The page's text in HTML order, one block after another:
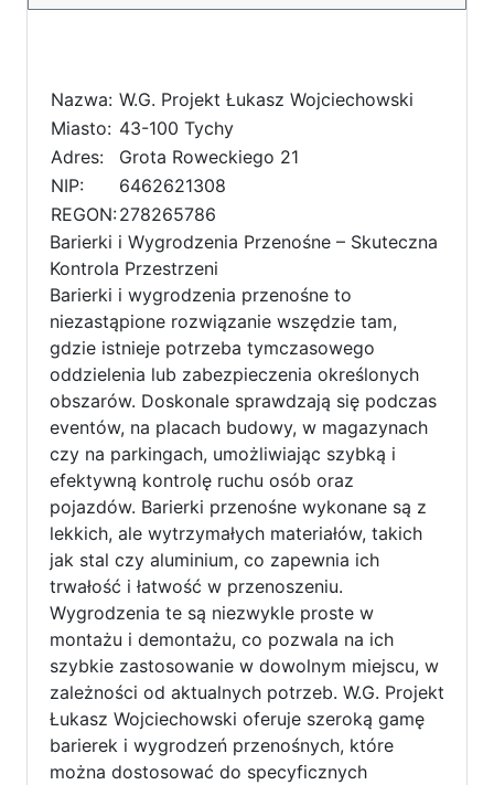
Nazwa: W.G. Projekt Łukasz Wojciechowski
Miasto: 43-100 Tychy
Adres:
Grota Roweckiego 21
NIP:
6462621308
REGON:278265786
Barierki i Wygrodzenia Przenośne – Skuteczna
Kontrola Przestrzeni
Barierki i wygrodzenia przenośne to
niezastąpione rozwiązanie wszędzie tam,
gdzie istnieje potrzeba tymczasowego
oddzielenia lub zabezpieczenia określonych
obszarów. Doskonale sprawdzają się podczas
eventów, na placach budowy, w magazynach
czy na parkingach, umożliwiając szybką i
efektywną kontrolę ruchu osób oraz
pojazdów. Barierki przenośne wykonane są z
lekkich, ale wytrzymałych materiałów, takich
jak stal czy aluminium, co zapewnia ich
trwałość i łatwość w przenoszeniu.
Wygrodzenia te są niezwykle proste w
montażu i demontażu, co pozwala na ich
szybkie zastosowanie w dowolnym miejscu, w
zależności od aktualnych potrzeb. W.G. Projekt
Łukasz Wojciechowski oferuje szeroką gamę
barierek i wygrodzeń przenośnych, które
można dostosować do specyficznych